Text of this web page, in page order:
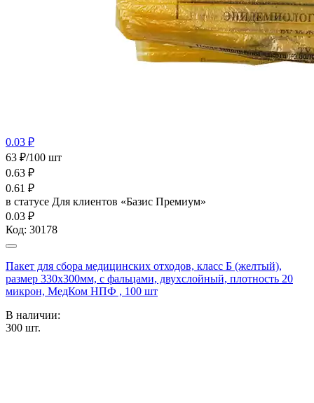
0.03 ₽
63 ₽/100 шт
0.63 ₽
0.61 ₽
в статусе Для клиентов «Базис Премиум»
0.03 ₽
Код: 30178
Пакет для сбора медицинских отходов, класс Б (желтый),
размер 330х300мм, с фальцами, двухслойный, плотность 20
микрон, МедКом НПФ , 100 шт
В наличии:
300 шт.